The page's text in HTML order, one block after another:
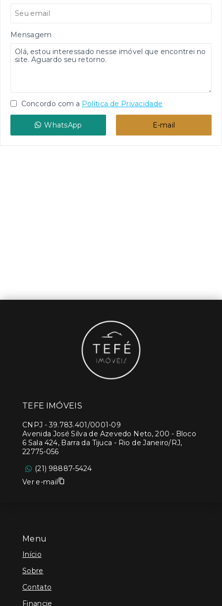
Mensagem
Concordo com a Política de Privacidade
WhatsApp E-mail
Menu
Início
Sobre
Contato
Financie
TEFE IMÓVEIS
CNPJ -39.783.401/0001-09
Avenida José Silva de Azevedo Neto, 200 - Bloco
6 Sala 424, Barra da Tijuca - Rio de Janeiro/RJ,
22775-056
(21) 98887-5424
Ver e-mail